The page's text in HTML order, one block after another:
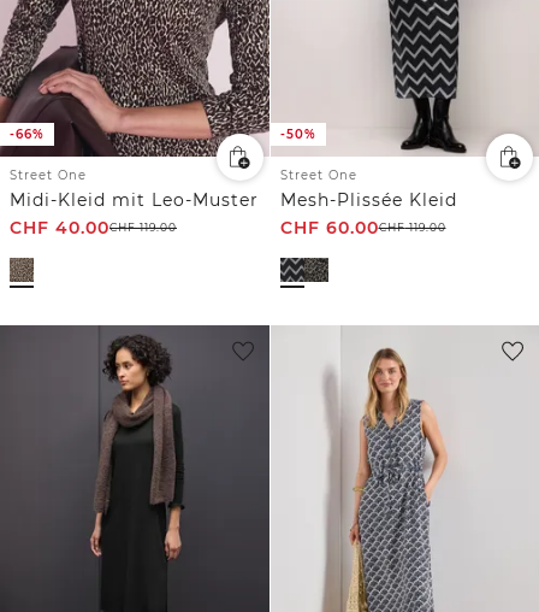
-66%
Street One
Midi-Kleid mit Leo-Muster
CHF 40.00CHF119.00
-50%
Street One
Mesh-Plissée Kleid
CHF 60.00CHF119.00